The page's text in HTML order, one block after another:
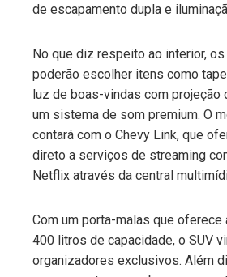
de escapamento dupla e
No que diz respeito ao interior,
poderão escolher itens como
luz de boas-vindas com projeção
um sistema de som premium. O
contará com o Chevy Link, que
direto a serviços de streaming
Netflix através da central
Com um porta-malas que oferece
400 litros de capacidade, o SUV
organizadores exclusivos. Além